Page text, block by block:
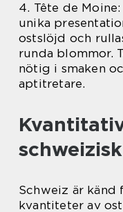
4. Tête de
unika
ostslöjd och
runda blommor.
nötig i smaken
aptitretare.
Schweiz är känd
kvantiteter av